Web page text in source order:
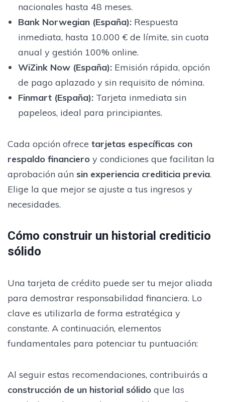
nacionales hasta 48 meses.
Bank Norwegian (España):Respuesta
inmediata, hasta 10.000 € de límite, sin cuota
anual y gestión 100% online.
WiZink Now (España):Emisión rápida, opción
de pago aplazado y sin requisito de nómina.
Finmart (España):Tarjeta inmediata sin
papeleos, ideal para principiantes.
Cada opción ofrece tarjetas específicas con
respaldo financiero y condiciones que facilitan la
aprobación aún sin experiencia crediticia previa.
Elige la que mejor se ajuste a tus ingresos y
necesidades.
Cómo construir un historial crediticio
sólido
Una tarjeta de crédito puede ser tu mejor aliada
para demostrar responsabilidad financiera. Lo
clave es utilizarla de forma estratégica y
constante. A continuación, elementos
fundamentales para potenciar tu puntuación:
Al seguir estas recomendaciones, contribuirás a
construcción de un historial sólido que las